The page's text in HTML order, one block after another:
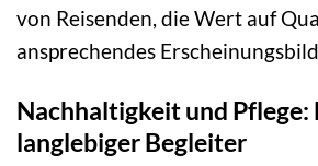
von Reisenden, die Wert auf
ansprechendes
Nachhaltigkeit und Pflege:
langlebiger Begleiter